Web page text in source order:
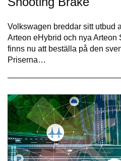
Volkswagen breddar sitt utbud
Arteon eHybrid och nya Arteon
finns nu att beställa på den
Priserna…